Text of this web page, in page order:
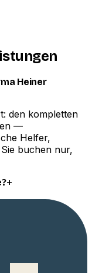
Heiner
den kompletten
—
Helfer,
buchen nur,
+